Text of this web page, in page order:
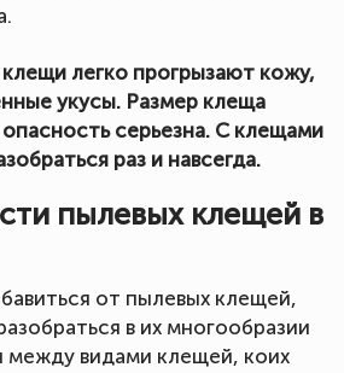
легко прогрызают кожу,
укусы. Размер клеща
серьезна. С клещами
раз и навсегда.
пылевых клещей в
от пылевых клещей,
в их многообразии
между видами клещей, коих